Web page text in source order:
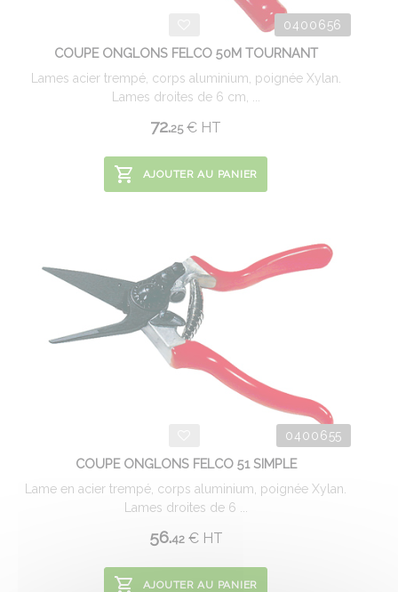
0400656
COUPE ONGLONS FELCO 50M TOURNANT
Lames acier trempé, corps aluminium, poignée Xylan.
Lames droites de 6 cm, ...
72.25 € HT
AJOUTER AU PANIER
0400655
COUPE ONGLONS FELCO 51 SIMPLE
Lame en acier trempé, corps aluminium, poignée Xylan.
Lames droites de 6 ...
56.42 €HT
AJOUTER AU PANIER